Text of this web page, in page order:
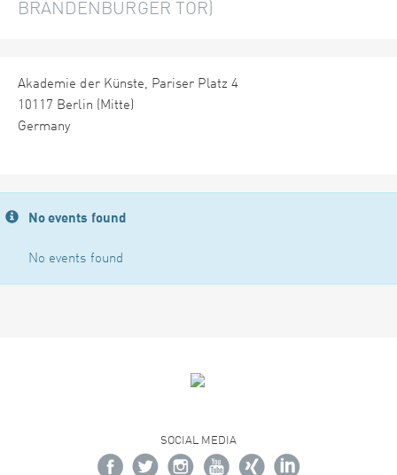
BRANDENBURGER TOR)
Akademie der Künste, Pariser Platz 4
10117 Berlin (Mitte)
Germany
No events found
No events found
SOCIAL MEDIA